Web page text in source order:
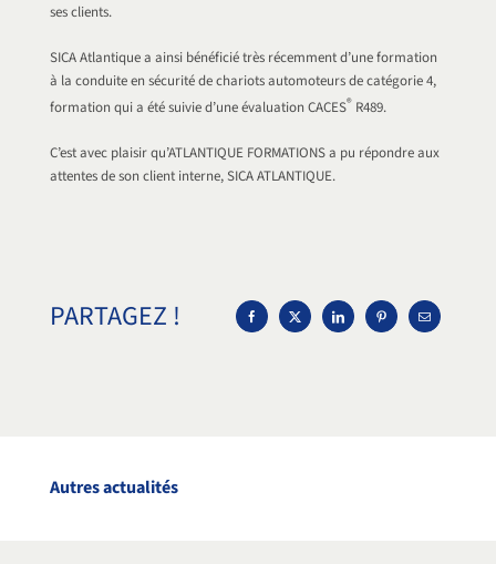
ses clients.
SICA Atlantique a ainsi bénéficié très récemment d’une formation
à la conduite en sécurité de chariots automoteurs de catégorie 4,
formation qui a été suivie d’une évaluation CACES®R489.
C’est avec plaisir qu’ATLANTIQUE FORMATIONS a pu répondre aux
attentes de son client interne, SICA ATLANTIQUE.
PARTAGEZ !
Autres actualités